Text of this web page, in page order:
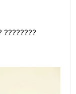
????????